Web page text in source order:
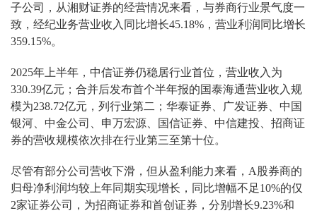
子公司，从湘财证券的经营情况来看，与券商行业景气度一
致，经纪业务营业收入同比增长45.18%，营业利润同比增长
359.15%。
2025年上半年，中信证券仍稳居行业首位，营业收入为
330.39亿元；合并后发布首个半年报的国泰海通营业收入规
模为238.72亿元，列行业第二；华泰证券、广发证券、中国
银河、中金公司、申万宏源、国信证券、中信建投、招商证
券的营收规模依次排在行业第三至第十位。
尽管有部分公司营收下滑，但从盈利能力来看，A股券商的
归母净利润均较上年同期实现增长，同比增幅不足10%的仅
2家证券公司，为招商证券和首创证券，分别增长9.23%和